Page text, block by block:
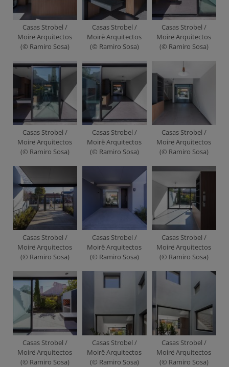
Casas Strobel /
Moirë Arquitectos
(© Ramiro Sosa)
Casas Strobel /
Moirë Arquitectos
(© Ramiro Sosa)
Casas Strobel /
Moirë Arquitectos
(© Ramiro Sosa)
Casas Strobel /
Moirë Arquitectos
(© Ramiro Sosa)
Casas Strobel /
Moirë Arquitectos
(© Ramiro Sosa)
Casas Strobel /
Moirë Arquitectos
(© Ramiro Sosa)
Casas Strobel /
Moirë Arquitectos
(© Ramiro Sosa)
Casas Strobel /
Moirë Arquitectos
(© Ramiro Sosa)
Casas Strobel /
Moirë Arquitectos
(© Ramiro Sosa)
Casas Strobel /
Moirë Arquitectos
(© Ramiro Sosa)
Casas Strobel /
Moirë Arquitectos
(© Ramiro Sosa)
Casas Strobel /
Moirë Arquitectos
(© Ramiro Sosa)